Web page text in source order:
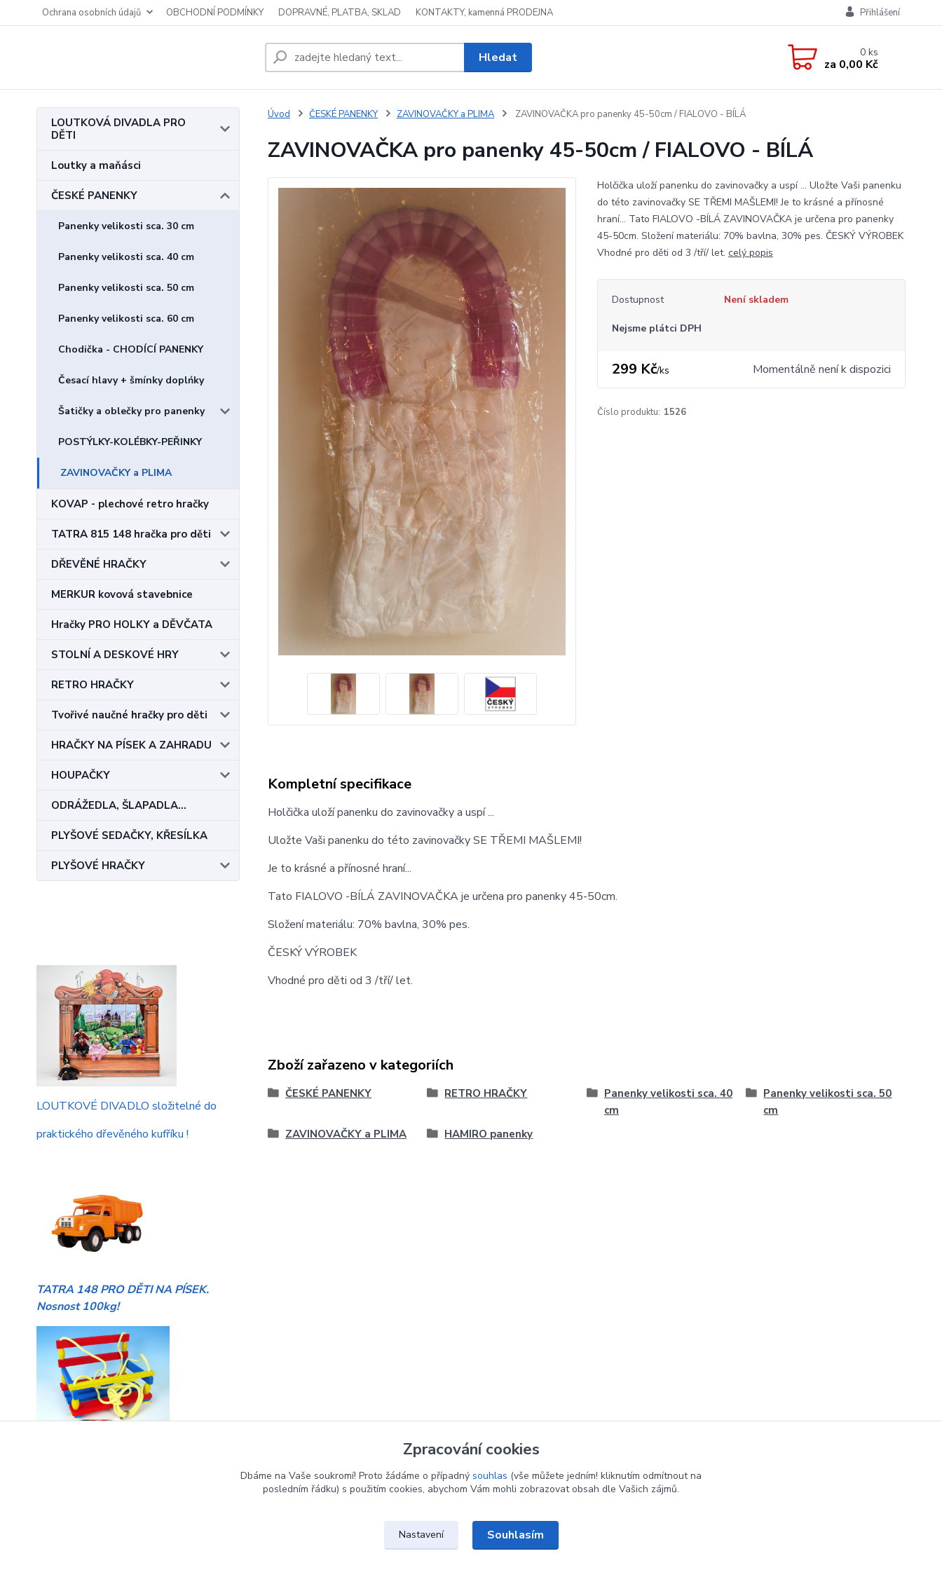
Ochrana osobních údajů OBCHODNÍ PODMÍNKY DOPRAVNÉ, PLATBA, SKLAD KONTAKTY, kamenná PRODEJNA Přihlášení
Hledat 0ks
za 0,00 Kč
LOUTKOVÁ DIVADLA PRO
DĚTI
Loutky a maňásci
ČESKÉ PANENKY
Panenky velikosti sca. 30 cm
Panenky velikosti sca. 40 cm
Panenky velikosti sca. 50 cm
Panenky velikosti sca. 60 cm
Chodička - CHODÍCÍ PANENKY
Česací hlavy + šmínky doplńky
Šatičky a oblečky pro panenky
POSTÝLKY-KOLÉBKY-PEŘINKY
ZAVINOVAČKY a PLIMA
KOVAP - plechové retro hračky
TATRA 815 148 hračka pro děti
DŘEVĚNÉ HRAČKY
MERKUR kovová stavebnice
Hračky PRO HOLKY a DĚVČATA
STOLNÍ A DESKOVÉ HRY
RETRO HRAČKY
Tvořivé naučné hračky pro děti
HRAČKY NA PÍSEK A ZAHRADU
HOUPAČKY
ODRÁŽEDLA, ŠLAPADLA...
PLYŠOVÉ SEDAČKY, KŘESÍLKA
PLYŠOVÉ HRAČKY
LOUTKOVÉ DIVADLO složitelné do
praktického dřevěného kufříku !
TATRA 148 PRO DĚTI NA PÍSEK.
Nosnost 100kg!
Úvod ČESKÉ PANENKY ZAVINOVAČKY a PLIMA ZAVINOVAČKA pro panenky 45-50cm / FIALOVO - BÍLÁ
ZAVINOVAČKA pro panenky 45-50cm / FIALOVO - BÍLÁ
Holčička uloží panenku do zavinovačky a uspí ... Uložte Vaši panenku
do této zavinovačky SE TŘEMI MAŠLEMI! Je to krásné a přínosné
hraní... Tato FIALOVO -BÍLÁ ZAVINOVAČKA je určena pro panenky
45-50cm. Složení materiálu: 70% bavlna, 30% pes. ČESKÝ VÝROBEK
Vhodné pro děti od 3 /tří/ let. celý popis
Dostupnost Není skladem
Nejsme plátci DPH
299 Kč/ks Momentálně není k dispozici
Číslo produktu: 1526
Kompletní specifikace
Holčička uloží panenku do zavinovačky a uspí ...
Uložte Vaši panenku do této zavinovačky SE TŘEMI MAŠLEMI!
Je to krásné a přínosné hraní...
Tato FIALOVO -BÍLÁ ZAVINOVAČKA je určena pro panenky 45-50cm.
Složení materiálu: 70% bavlna, 30% pes.
ČESKÝ VÝROBEK
Vhodné pro děti od 3 /tří/ let.
Zboží zařazeno v kategoriích
ČESKÉ PANENKY RETRO HRAČKY
Panenky velikosti sca. 40
cm
Panenky velikosti sca. 50
cm
ZAVINOVAČKY a PLIMA
HAMIRO panenky
Upravit sběr cookies.
Zpracování cookies
Dbáme na Vaše soukromí! Proto žádáme o případný souhlas (vše můžete jedním! kliknutím odmítnout na
posledním řádku) s použitím cookies, abychom Vám mohli zobrazovat obsah dle Vašich zájmů.
Nastavení Souhlasím